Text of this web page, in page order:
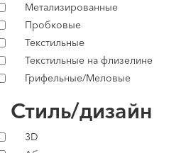
Метализированные
Пробковые
Текстильные
Текстильные на флизелине
Грифельные/Меловые
Стиль/дизайн
3D